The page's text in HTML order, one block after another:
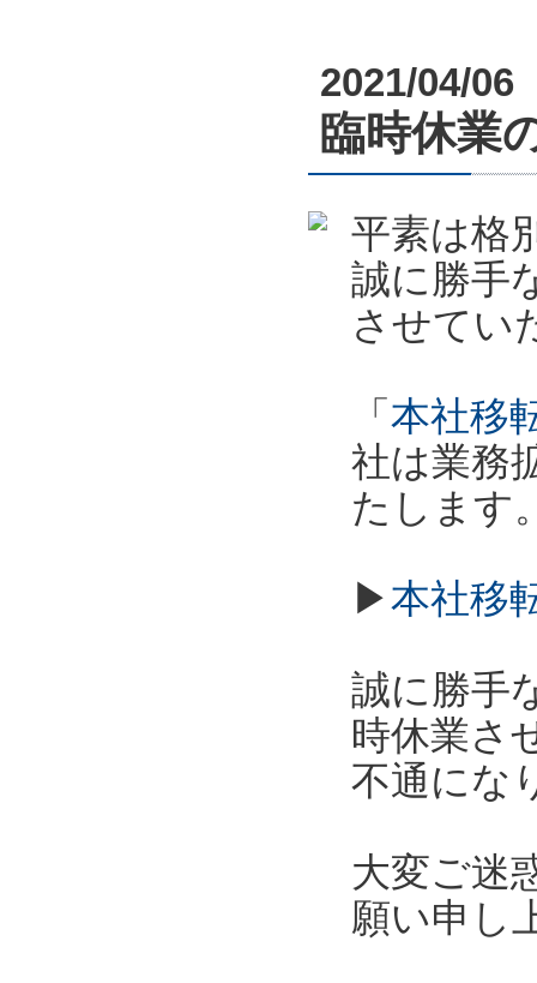
2021/04/06
臨時休業
平素は格
誠に勝手
させてい
「 本社移
社は業務
たします
▶本社移
誠に勝手
時休業さ
不通にな
大変ご迷
願い申し